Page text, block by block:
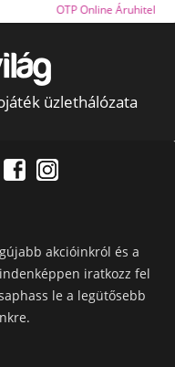
OTP Online Áruhitel
üzlethálózata
akcióinkról és a
iratkozz fel
le a legütősebb